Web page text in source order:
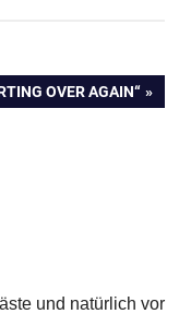
OVER AGAIN“
und natürlich vor